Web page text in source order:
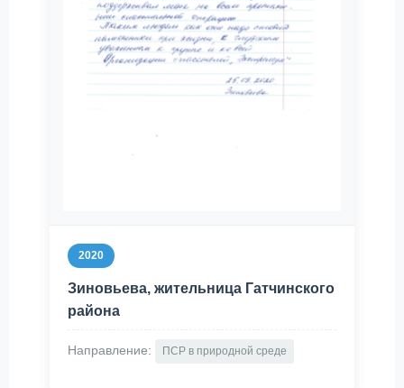
2020
Зиновьева, жительница Гатчинского
района
Направление: ПСР в природной среде